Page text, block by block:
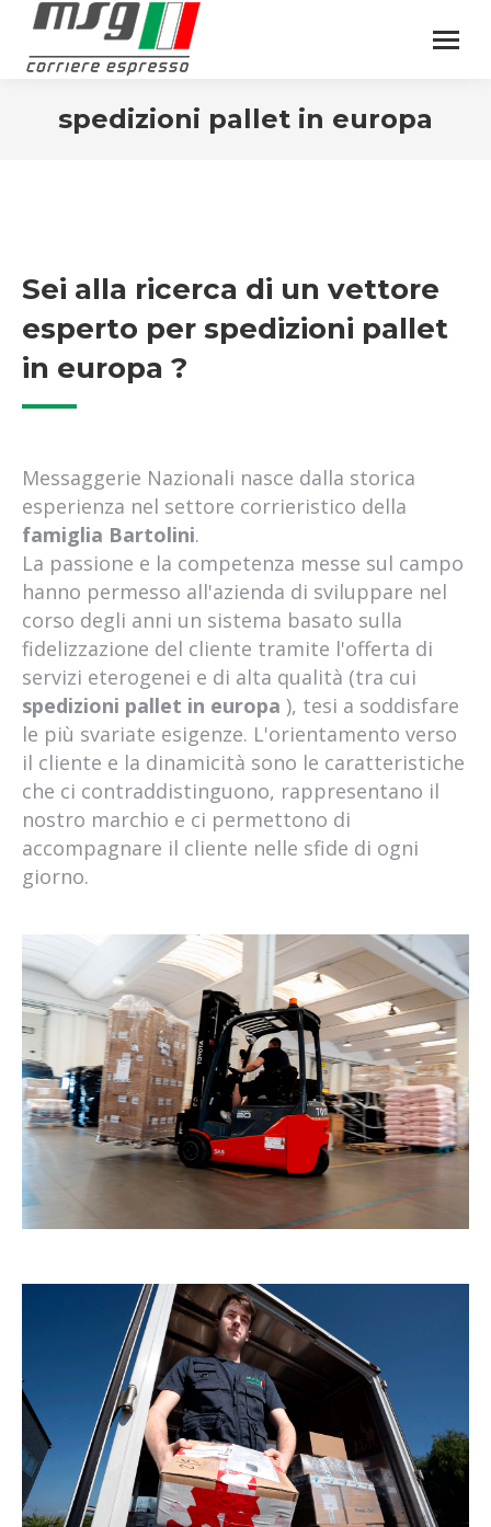
spedizioni pallet in europa
Sei alla ricerca di un vettore
esperto per spedizioni pallet
in europa ?
Messaggerie Nazionali nasce dalla storica
esperienza nel settore corrieristico della
famiglia Bartolini.
La passione e la competenza messe sul campo
hanno permesso all'azienda di sviluppare nel
corso degli anni un sistema basato sulla
fidelizzazione del cliente tramite l'offerta di
servizi eterogenei e di alta qualità (tra cui
spedizioni pallet in europa ), tesi a soddisfare
le più svariate esigenze. L'orientamento verso
il cliente e la dinamicità sono le caratteristiche
che ci contraddistinguono, rappresentano il
nostro marchio e ci permettono di
accompagnare il cliente nelle sfide di ogni
giorno.